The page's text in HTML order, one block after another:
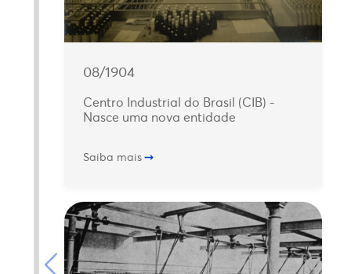
08/1904
Centro Industrial do Brasil (CIB) -
Nasce uma nova entidade
Saiba mais